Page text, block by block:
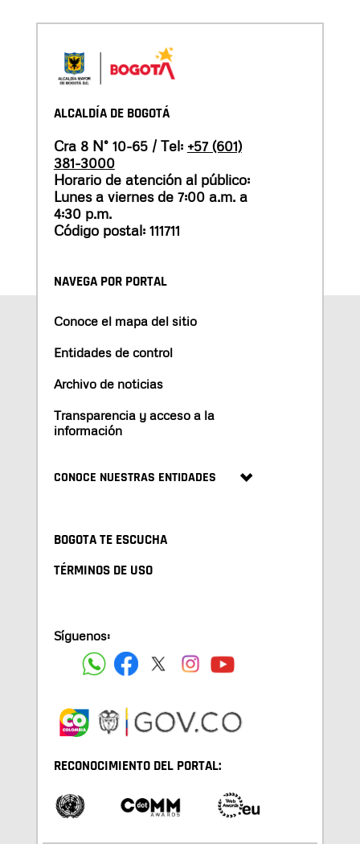
ALCALDÍA DE BOGOTÁ
Cra 8 N° 10-65 / Tel: +57 (601)
381-3000
Horario de atención al público:
Lunes a viernes de 7:00 a.m. a
4:30 p.m.
Código postal: 111711
NAVEGA POR PORTAL
Conoce el mapa del sitio
Entidades de control
Archivo de noticias
Transparencia y acceso a la
información
CONOCE NUESTRAS ENTIDADES
BOGOTA TE ESCUCHA
TÉRMINOS DE USO
Síguenos:
RECONOCIMIENTO DEL PORTAL: